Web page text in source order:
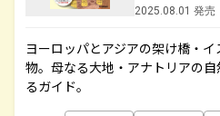
2025.08.01 発売
ヨーロッパとアジアの架け橋・
物。母なる大地・アナトリアの
るガイド。